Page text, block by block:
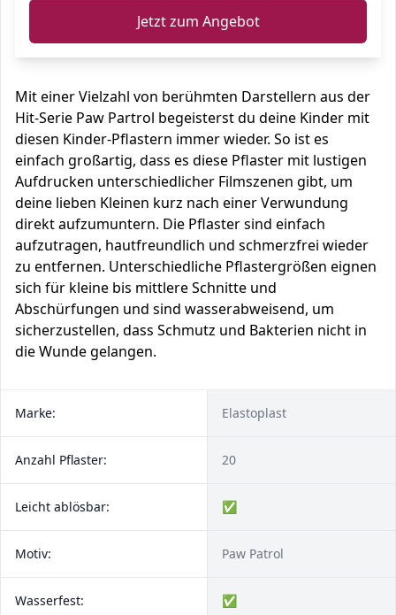
Jetzt zum Angebot
Mit einer Vielzahl von berühmten Darstellern aus der
Hit-Serie Paw Partrol begeisterst du deine Kinder mit
diesen Kinder-Pflastern immer wieder. So ist es
einfach großartig, dass es diese Pflaster mit lustigen
Aufdrucken unterschiedlicher Filmszenen gibt, um
deine lieben Kleinen kurz nach einer Verwundung
direkt aufzumuntern. Die Pflaster sind einfach
aufzutragen, hautfreundlich und schmerzfrei wieder
zu entfernen. Unterschiedliche Pflastergrößen eignen
sich für kleine bis mittlere Schnitte und
Abschürfungen und sind wasserabweisend, um
sicherzustellen, dass Schmutz und Bakterien nicht in
die Wunde gelangen.
Marke: Elastoplast
Anzahl Pflaster: 20
Leicht ablösbar: ✅
Motiv: Paw Patrol
Wasserfest: ✅